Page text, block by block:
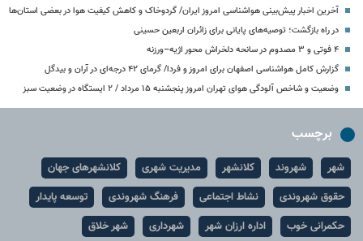
آخرین اخبار پیش‌بینی هواشناسی امروز ایران/ گردوخاک و کاهش کیفیت هوا در بعضی استان‌ها
در راه بازگشت؛ توصیه‌های پایانی برای زائران اربعین حسینی
۴ فوتی و ۳ مصدوم در سانحه دلخراش محور اژیه–ورزنه
گزارش کامل هواشناسی اصفهان برای امروز و فردا/ گرمای ۴۲ درجه‌ای در آران و بیدگل
وضعیت و شاخص آلودگی هوای تهران امروز پنجشنبه ۱۵ مرداد / ۲ ایستگاه در وضعیت سبز
برچسب
شهر شهروند کلانشهر مدیریت شهری
کلانشهرهای جهان
حقوق شهروندی
نشاط اجتماعی فرهنگ شهروندی
توسعه پایدار
حکمرانی خوب
اداره ارزان شهر شهرداری شهر خلاق